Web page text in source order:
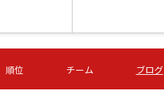
09/05 (土) 15:00
石人の星
-
第16節 09/05 (土) 16:00
ＡＧＦ
-
順位 チーム ブログ